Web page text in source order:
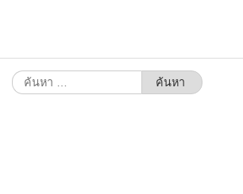
ค้นหา
สำหรับ: